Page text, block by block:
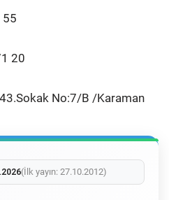
55
20
No:7/B /Karaman
(İlk yayın: 27.10.2012)